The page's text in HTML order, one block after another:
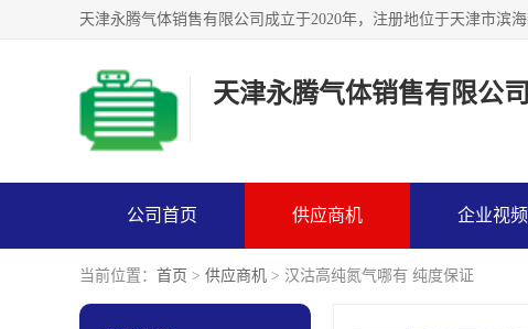
天津永腾气体销售有限公司
公司首页 供应商机 企业视频
当前位置： 首页 > 供应商机 > 汉沽高纯氮气哪有 纯度保证